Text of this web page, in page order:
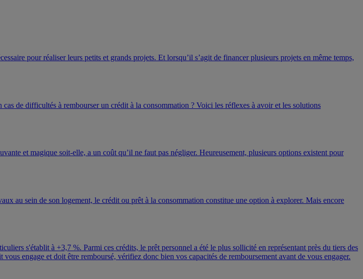
pour réaliser leurs petits et grands projets. Et lorsqu’il s’agit de financer plusieurs projets en même temps,
de difficultés à rembourser un crédit à la consommation ? Voici les réflexes à avoir et les solutions
et magique soit-elle, a un coût qu’il ne faut pas négliger. Heureusement, plusieurs options existent pour
au sein de son logement, le crédit ou prêt à la consommation constitue une option à explorer. Mais encore
s'établit à +3,7 %. Parmi ces crédits, le prêt personnel a été le plus sollicité en représentant près du tiers des
engage et doit être remboursé, vérifiez donc bien vos capacités de remboursement avant de vous engager.